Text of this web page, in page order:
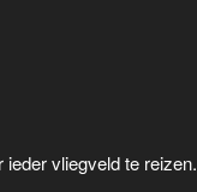
vliegveld te reizen.